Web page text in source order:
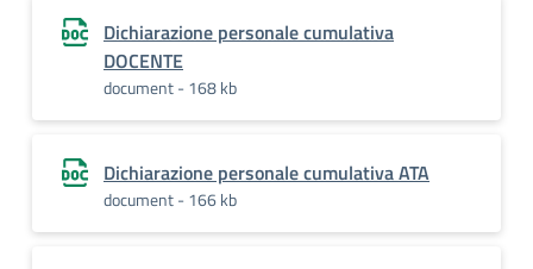
Dichiarazione personale cumulativa
DOCENTE
document - 168 kb
Dichiarazione personale cumulativa ATA
document - 166 kb